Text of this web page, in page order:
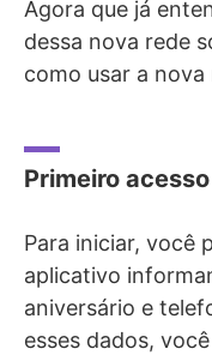
Agora que já
dessa nova rede
como usar a nova
Primeiro acesso
Para iniciar, você
aplicativo
aniversário e
esses dados,